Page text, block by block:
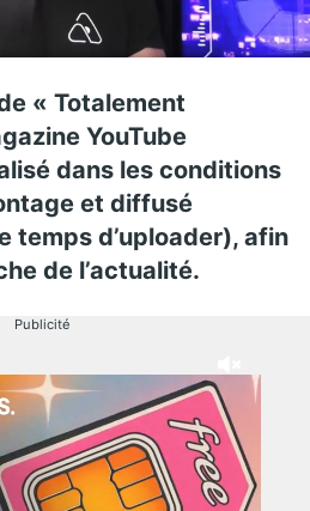
« Totalement
YouTube
dans les conditions
et diffusé
temps d’uploader), afin
de l’actualité.
Publicité